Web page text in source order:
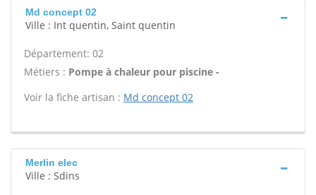
Md concept 02
Ville : Int quentin, Saint quentin
Département: 02
Métiers : Pompe à chaleur pour piscine -
Voir la fiche artisan : Md concept 02
Merlin elec
Ville : Sdins